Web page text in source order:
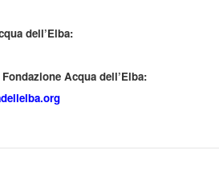
dell’Elba:
Acqua dell’Elba: